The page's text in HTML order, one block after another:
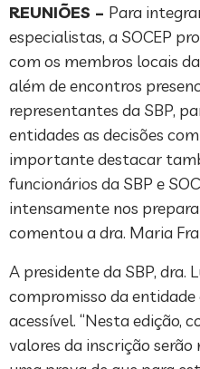
REUNIÕES – Para
especialistas, a SOCEP
com os membros locais
além de encontros
representantes da SBP,
entidades as decisões
importante destacar
funcionários da SBP e
intensamente nos
comentou a dra. Maria
A presidente da SBP, dra.
compromisso da entidade
acessível. “Nesta edição,
valores da inscrição serão